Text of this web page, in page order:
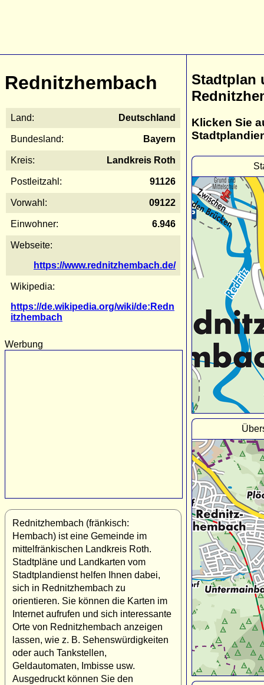
Rednitzhembach
Land: Deutschland
Bundesland: Bayern
Kreis: Landkreis Roth
Postleitzahl: 91126
Vorwahl: 09122
Einwohner: 6.946
Webseite:
https://www.rednitzhembach.de/
Wikipedia:
https://de.wikipedia.org/wiki/de:Redn
itzhembach
Werbung
Rednitzhembach (fränkisch:
Hembach) ist eine Gemeinde im
mittelfränkischen Landkreis Roth.
Stadtpläne und Landkarten vom
Stadtplandienst helfen Ihnen dabei,
sich in Rednitzhembach zu
orientieren. Sie können die Karten im
Internet aufrufen und sich interessante
Orte von Rednitzhembach anzeigen
lassen, wie z. B. Sehenswürdigkeiten
oder auch Tankstellen,
Geldautomaten, Imbisse usw.
Ausgedruckt können Sie den
Stadtplan
Klicken Sie